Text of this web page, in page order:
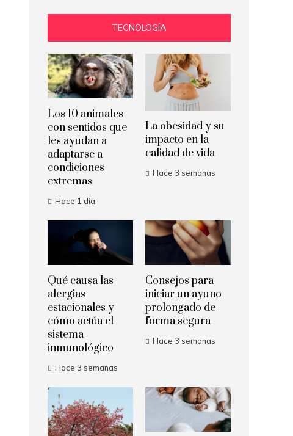
TECNOLOGÍA
Los 10 animales
con sentidos que
les ayudan a
adaptarse a
condiciones
extremas
Hace 1 día
La obesidad y su
impacto en la
calidad de vida
Hace 3 semanas
Qué causa las
alergias
estacionales y
cómo actúa el
sistema
inmunológico
Hace 3 semanas
Consejos para
iniciar un ayuno
prolongado de
forma segura
Hace 3 semanas